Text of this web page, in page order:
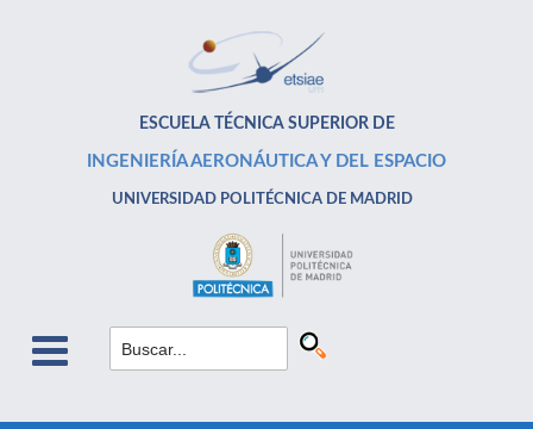
ESCUELA TÉCNICA SUPERIOR DE
INGENIERÍA AERONÁUTICA Y DEL ESPACIO
UNIVERSIDAD POLITÉCNICA DE MADRID